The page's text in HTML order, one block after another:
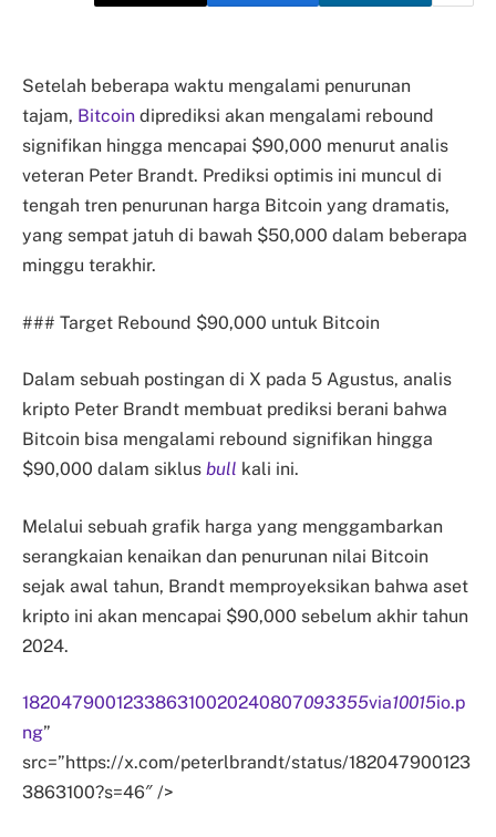
Setelah beberapa waktu mengalami penurunan
tajam, Bitcoin diprediksi akan mengalami rebound
signifikan hingga mencapai $90,000 menurut analis
veteran Peter Brandt. Prediksi optimis ini muncul di
tengah tren penurunan harga Bitcoin yang dramatis,
yang sempat jatuh di bawah $50,000 dalam beberapa
minggu terakhir.
### Target Rebound $90,000 untuk Bitcoin
Dalam sebuah postingan di X pada 5 Agustus, analis
kripto Peter Brandt membuat prediksi berani bahwa
Bitcoin bisa mengalami rebound signifikan hingga
$90,000 dalam siklus bull kali ini.
Melalui sebuah grafik harga yang menggambarkan
serangkaian kenaikan dan penurunan nilai Bitcoin
sejak awal tahun, Brandt memproyeksikan bahwa aset
kripto ini akan mencapai $90,000 sebelum akhir tahun
2024.
182047900123386310020240807093355via10015io.p
ng”
src=”https://x.com/peterlbrandt/status/182047900123
3863100?s=46″ />